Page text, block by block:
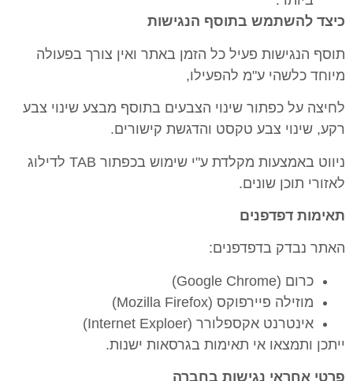
כיצד להשתמש בתוסף הנגישות
תוסף הנגישות פעיל כל הזמן באתר ואין צורך בפעולה
מיוחד כלשהי ע"מ להפעילו,
לחיצה על כפתור שינוי הצבעים בתוסף מבצע שינוי צבע
רקע, שינוי צבע טקסט והדגשת קישורים.
ניווט באמצעות מקלדת ע"י שימוש בכפתור TAB לדילוג
לאזורי תוכן שונים.
תאימות דפדפנים
האתר נבדק בדפדפנים:
כרום (Google Chrome)
מוזילה פיירפוקס (Mozilla Firefox)
אינטרנט אקספלורר (Internet Exploer)
ייתכן ותמצאו אי תאימות בגרסאות ישנות.
פרטי אחראי נגישות בחברה